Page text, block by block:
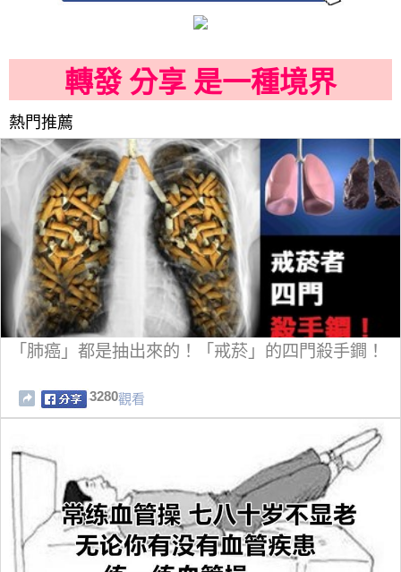
轉發 分享 是一種境界
熱門推薦
「肺癌」都是抽出來的！「戒菸」的四門殺手鐧！
3280觀看